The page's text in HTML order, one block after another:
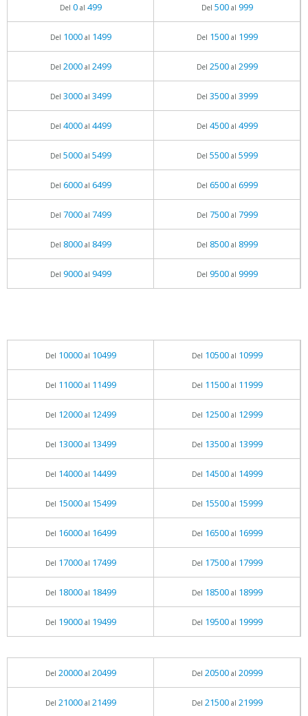
Del 0al 499 Del 500al 999
Del 1000al 1499 Del 1500al 1999
Del 2000al 2499 Del 2500al 2999
Del 3000al 3499 Del 3500al 3999
Del 4000al 4499 Del 4500al 4999
Del 5000al 5499 Del 5500al 5999
Del 6000al 6499 Del 6500al 6999
Del 7000al 7499 Del 7500al 7999
Del 8000al 8499 Del 8500al 8999
Del 9000al 9499 Del 9500al 9999
Del 10000al 10499 Del 10500al 10999
Del 11000al 11499 Del 11500al 11999
Del 12000al 12499 Del 12500al 12999
Del 13000al 13499 Del 13500al 13999
Del 14000al 14499 Del 14500al 14999
Del 15000al 15499 Del 15500al 15999
Del 16000al 16499 Del 16500al 16999
Del 17000al 17499 Del 17500al 17999
Del 18000al 18499 Del 18500al 18999
Del 19000al 19499 Del 19500al 19999
Del 20000al 20499 Del 20500al 20999
Del 21000al 21499 Del 21500al 21999